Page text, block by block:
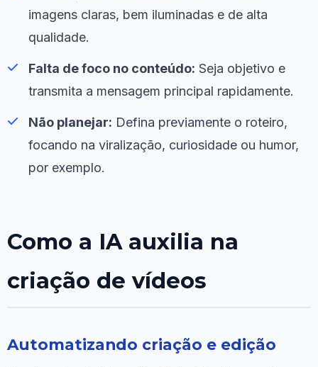
imagens claras, bem iluminadas e de alta
qualidade.
Falta de foco no conteúdo: Seja objetivo e
transmita a mensagem principal rapidamente.
Não planejar: Defina previamente o roteiro,
focando na viralização, curiosidade ou humor,
por exemplo.
Como a IA auxilia na
criação de vídeos
Automatizando criação e edição